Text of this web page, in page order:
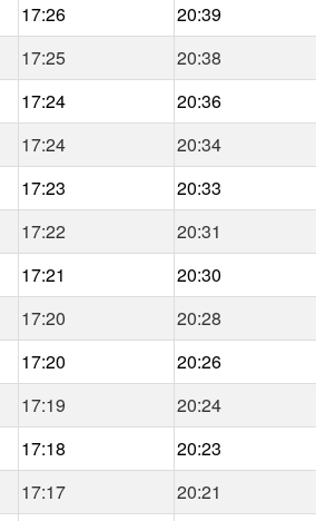
17:26 20:39
17:25 20:38
17:24 20:36
17:24 20:34
17:23 20:33
17:22 20:31
17:21 20:30
17:20 20:28
17:20 20:26
17:19 20:24
17:18 20:23
17:17 20:21